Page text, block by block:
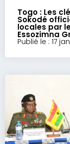
Togo : Les
Sokodé
locales par
Essozimna
Publié le : 17